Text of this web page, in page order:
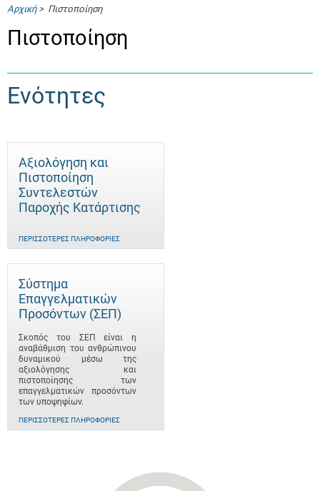
Αρχική> Πιστοποίηση
Πιστοποίηση
Ενότητες
Αξιολόγηση και
Πιστοποίηση
Συντελεστών
Παροχής Κατάρτισης
ΠΕΡΙΣΣΌΤΕΡΕΣ ΠΛΗΡΟΦΟΡΊΕΣ
Σύστημα
Επαγγελματικών
Προσόντων (ΣΕΠ)
Σκοπός του ΣΕΠ είναι η
αναβάθμιση του ανθρώπινου
δυναμικού μέσω της
αξιολόγησης και
πιστοποίησης των
επαγγελματικών προσόντων
των υποψηφίων.
ΠΕΡΙΣΣΌΤΕΡΕΣ ΠΛΗΡΟΦΟΡΊΕΣ